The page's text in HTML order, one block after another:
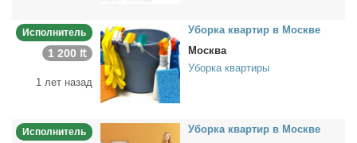
Исполнитель
1 200 ₶
1 лет назад
Убор­ка квар­тир в Москве
Москва
Уборка квартиры
Исполнитель
Убор­ка квар­тир в Москве